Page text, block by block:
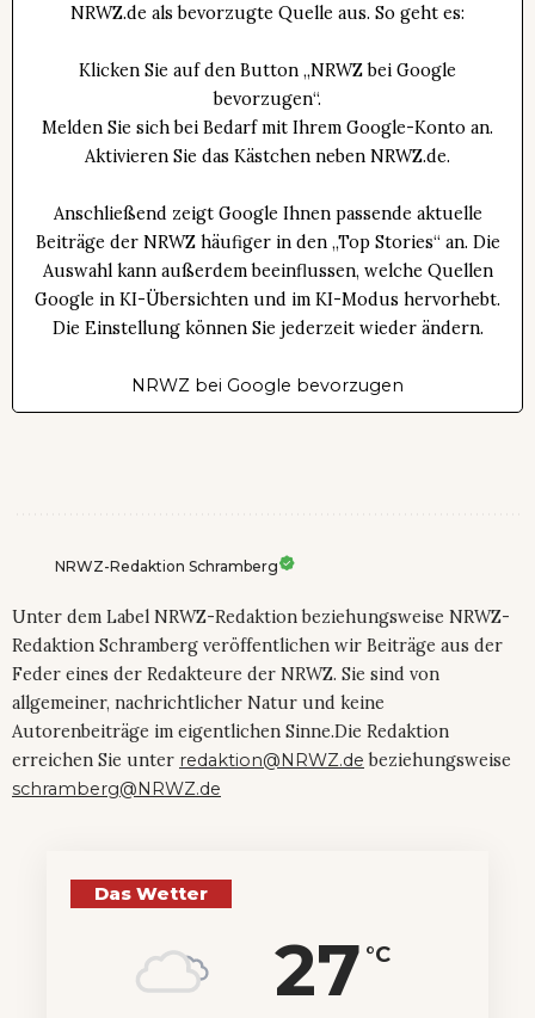
NRWZ.de als bevorzugte Quelle aus. So geht es:
Klicken Sie auf den Button „NRWZ bei Google
bevorzugen“.
Melden Sie sich bei Bedarf mit Ihrem Google-Konto an.
Aktivieren Sie das Kästchen neben NRWZ.de.
Anschließend zeigt Google Ihnen passende aktuelle
Beiträge der NRWZ häufiger in den „Top Stories“ an. Die
Auswahl kann außerdem beeinflussen, welche Quellen
Google in KI-Übersichten und im KI-Modus hervorhebt.
Die Einstellung können Sie jederzeit wieder ändern.
NRWZ bei Google bevorzugen
NRWZ-Redaktion Schramberg
Unter dem Label NRWZ-Redaktion beziehungsweise NRWZ-
Redaktion Schramberg veröffentlichen wir Beiträge aus der
Feder eines der Redakteure der NRWZ. Sie sind von
allgemeiner, nachrichtlicher Natur und keine
Autorenbeiträge im eigentlichen Sinne.Die Redaktion
erreichen Sie unter redaktion@NRWZ.de beziehungsweise
schramberg@NRWZ.de
Das Wetter
27 °C